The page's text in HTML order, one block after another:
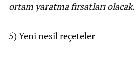
ortam yaratma fırsatları olacak.
5) Yeni nesil reçeteler